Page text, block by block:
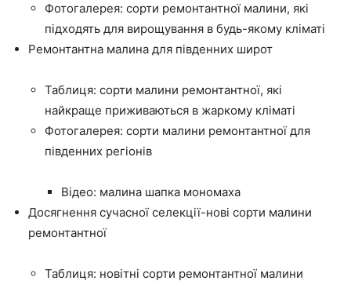
Фотогалерея: сорти ремонтантної малини, які
підходять для вирощування в будь-якому кліматі
Ремонтантна малина для південних широт
Таблиця: сорти малини ремонтантної, які
найкраще приживаються в жаркому кліматі
Фотогалерея: сорти малини ремонтантної для
південних регіонів
Відео: малина шапка мономаха
Досягнення сучасної селекції-нові сорти малини
ремонтантної
Таблиця: новітні сорти ремонтантної малини